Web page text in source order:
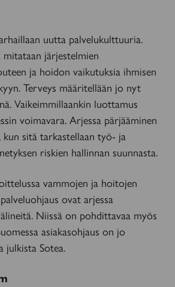
uutta palvelukulttuuria.
järjestelmien
ja hoidon vaikutuksia ihmisen
Terveys määritellään jo nyt
Vaikeimmillaankin luottamus
voimavara. Arjessa pärjääminen
kun sitä tarkastellaan työ- ja
riskien hallinnan suunnasta.
vammojen ja hoitojen
ovat arjessa
Niissä on pohdittavaa myös
asiakasohjaus on jo
julkista Sotea.